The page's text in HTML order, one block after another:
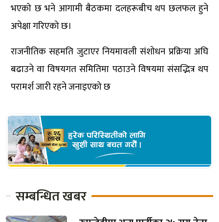
भएको छ भने आगामी बैठकमा दलहरूबीच थप छलफल हुने
अपेक्षा गरिएको छ।
राजनीतिक सहमति जुटाएर नियमावली संशोधन प्रक्रिया अघि
बढाउने वा विषयगत समितिमा पठाउने विषयमा संसद्भित्र थप
परामर्श जारी रहने जनाइएको छ
सम्बन्धित खबर